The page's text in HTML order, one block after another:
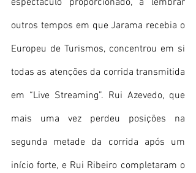
espectáculo proporcionado, a lembrar
outros tempos em que Jarama recebia o
Europeu de Turismos, concentrou em si
todas as atenções da corrida transmitida
em “Live Streaming”. Rui Azevedo, que
mais uma vez perdeu posições na
segunda metade da corrida após um
início forte, e Rui Ribeiro completaram o